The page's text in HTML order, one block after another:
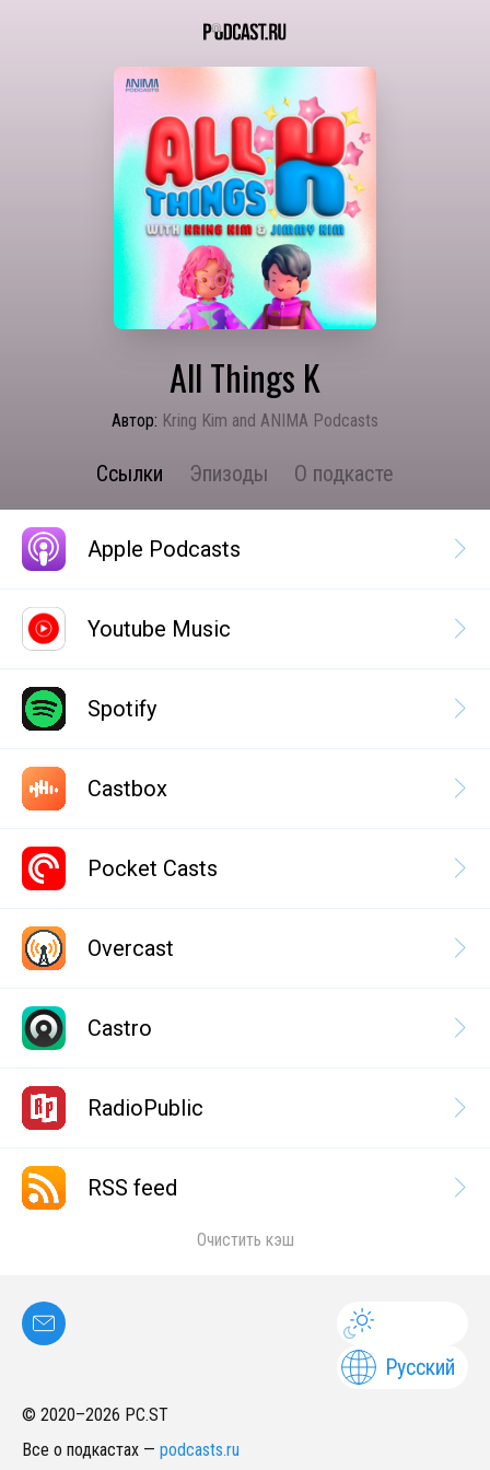
All Things K
Автор: Kring Kim and ANIMA Podcasts
Ссылки Эпизоды О подкасте
Apple Podcasts
Youtube Music
Spotify
Castbox
Pocket Casts
Overcast
Castro
RadioPublic
RSS feed
Очистить кэш
Русский
© 2020–2026 PC.ST
Все о подкастах — podcasts.ru